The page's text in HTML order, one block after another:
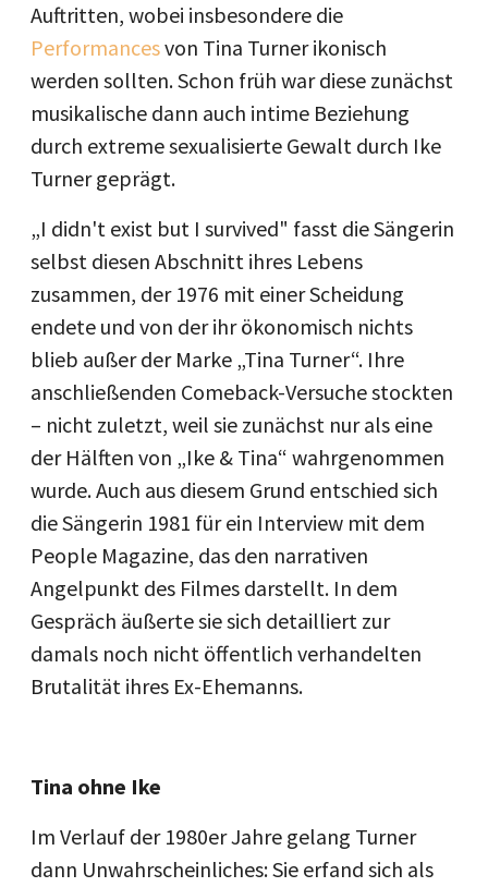
Auftritten, wobei insbesondere die
Performancesvon Tina Turner ikonisch
werden sollten. Schon früh war diese zunächst
musikalische dann auch intime Beziehung
durch extreme sexualisierte Gewalt durch Ike
Turner geprägt.
„I didn't exist but I survived" fasst die Sängerin
selbst diesen Abschnitt ihres Lebens
zusammen, der 1976 mit einer Scheidung
endete und von der ihr ökonomisch nichts
blieb außer der Marke „Tina Turner“. Ihre
anschließenden Comeback-Versuche stockten
– nicht zuletzt, weil sie zunächst nur als eine
der Hälften von „Ike & Tina“ wahrgenommen
wurde. Auch aus diesem Grund entschied sich
die Sängerin 1981 für ein Interview mit dem
People Magazine, das den narrativen
Angelpunkt des Filmes darstellt. In dem
Gespräch äußerte sie sich detailliert zur
damals noch nicht öffentlich verhandelten
Brutalität ihres Ex-Ehemanns.
Tina ohne Ike
Im Verlauf der 1980er Jahre gelang Turner
dann Unwahrscheinliches: Sie erfand sich als